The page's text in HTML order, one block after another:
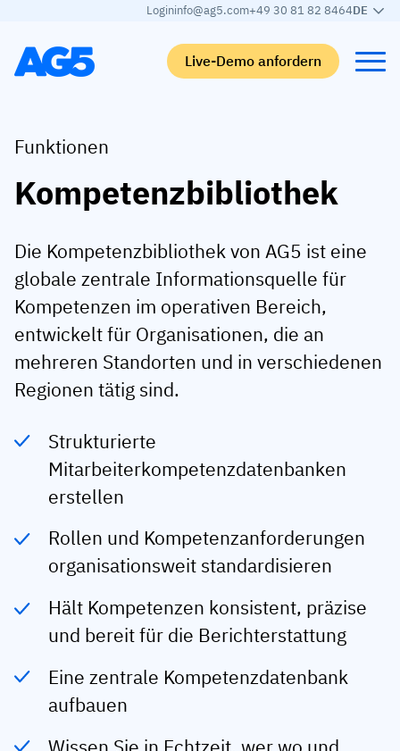
Logininfo@ag5.com+49 30 81 82 8464DE
Live-Demo anfordern
Qualifikationsmatrix
Kompetenzbibliothek
KI-Skill-Zusammenführung
Mitarbeiter
Schulungshistorie
Zertifikate & Lizenzen
Frontline Skills App
Compliance
Schulungsanforderungen
Mitarbeiterbereitschaft
Audit-Trails
ansehen
Nach branche
Nahrungsmittelbranche
Medizinische Fertigung
Alle Branchen anzeigen
Ausbildungskoordinator
Betriebsleiter
ICT-Manager
Auditor
Automobilbranche
Rogers
Logistik
KLM Cargo
Base Logistics
Lebensmittelproduktion
Intersnack
Syngenta
Chemische Industrie
Ashland
Lernen
White papers
Webinars
Support
Wissensdatenbank
AG5-Status
Unterstützung
Unternehmen
Über uns
Kontaktieren Sie uns
Funktionen
Kompetenzbibliothek
Die Kompetenzbibliothek von AG5 ist eine
globale zentrale Informationsquelle für
Kompetenzen im operativen Bereich,
entwickelt für Organisationen, die an
mehreren Standorten und in verschiedenen
Regionen tätig sind.
Strukturierte
Mitarbeiterkompetenzdatenbanken
erstellen
Rollen und Kompetenzanforderungen
organisationsweit standardisieren
Hält Kompetenzen konsistent, präzise
und bereit für die Berichterstattung
Eine zentrale Kompetenzdatenbank
aufbauen